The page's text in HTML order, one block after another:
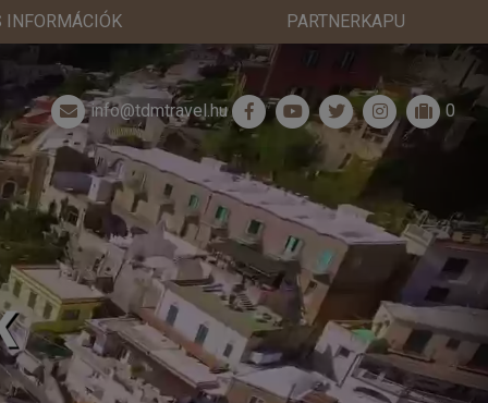
INFORMÁCIÓK PARTNERKAPU
info@tdmtravel.hu 0